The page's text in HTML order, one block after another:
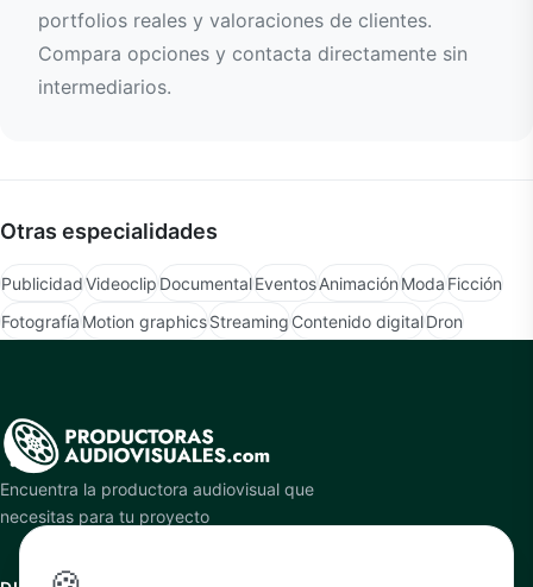
portfolios reales y valoraciones de clientes.
Compara opciones y contacta directamente sin
intermediarios.
Otras especialidades
PublicidadVideoclip DocumentalEventosAnimaciónModa Ficción
Fotografía Motion graphicsStreaming Contenido digitalDron
Encuentra la productora audiovisual que
necesitas para tu proyecto